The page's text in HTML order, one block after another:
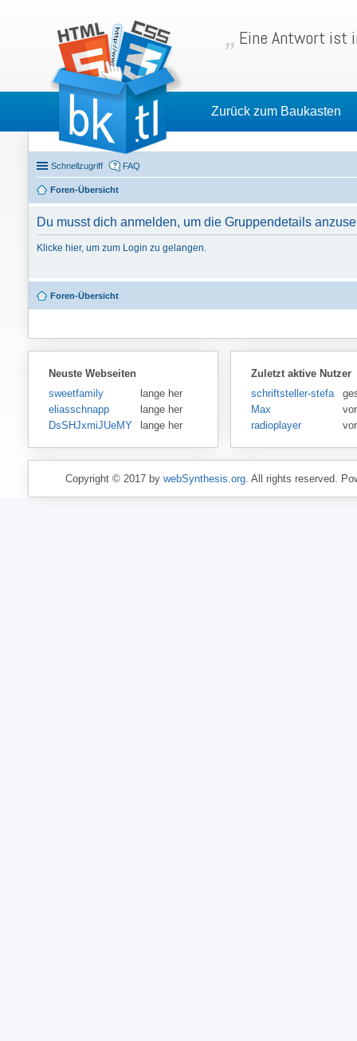
Eine Antwort ist
Zurück zum Baukasten
Schnellzugriff FAQ
Foren-Übersicht
Du musst dich anmelden, um die Gruppendetails
Klicke hier, um zum Login zu gelangen.
Foren-Übersicht
Neuste Webseiten
sweetfamily
lange her
eliasschnapp
lange her
DsSHJxmiJUeMY
lange her
Zuletzt aktive Nutzer
schriftsteller-stefansen
Max
radioplayer
Copyright © 2017 by webSynthesis.org. All rights reserved.